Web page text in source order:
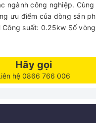
ngành công nghiệp. Cùng
ưu điểm của dòng sản
suất: 0.25kw Số vòng
Hãy gọi
hệ 0866 766 006